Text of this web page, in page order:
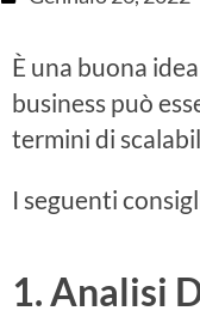
È una buona
business può
termini di
I seguenti
1. Analisi